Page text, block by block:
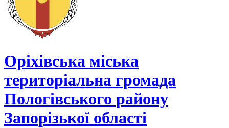
Оріхівська міська
територіальна громада
Пологівського району
Запорізької області